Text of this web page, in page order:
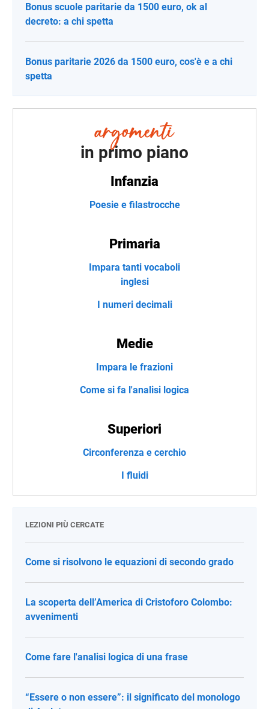
Bonus scuole paritarie da 1500 euro, ok al
decreto: a chi spetta
Bonus paritarie 2026 da 1500 euro, cos'è e a chi
spetta
in primo piano
Infanzia
Poesie e filastrocche
Primaria
Impara tanti vocaboli
inglesi
I numeri decimali
Medie
Impara le frazioni
Come si fa l'analisi logica
Superiori
Circonferenza e cerchio
I fluidi
LEZIONI PIÙ CERCATE
Come si risolvono le equazioni di secondo grado
La scoperta dell’America di Cristoforo Colombo:
avvenimenti
Come fare l'analisi logica di una frase
“Essere o non essere”: il significato del monologo